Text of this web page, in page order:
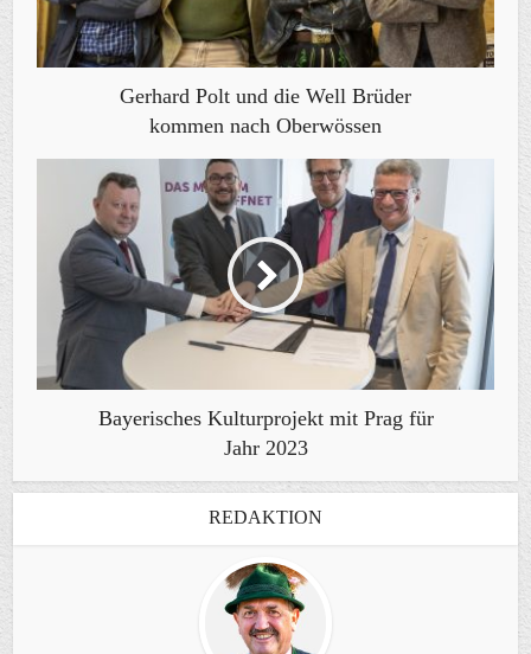
Gerhard Polt und die Well Brüder
kommen nach Oberwössen
Bayerisches Kulturprojekt mit Prag für
Jahr 2023
REDAKTION